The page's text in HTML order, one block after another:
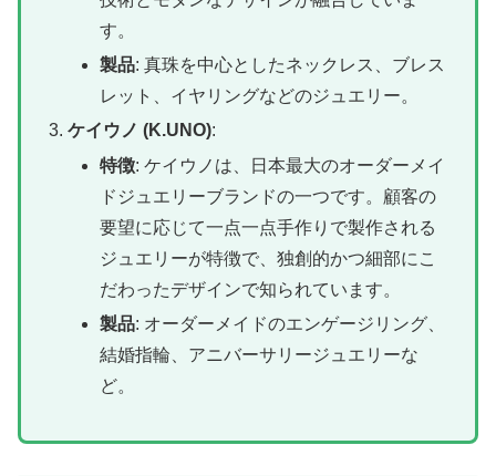
す。
製品:真珠を中心としたネックレス、ブレス
レット、イヤリングなどのジュエリー。
ケイウノ (K.UNO):
特徴: ケイウノは、日本最大のオーダーメイ
ドジュエリーブランドの一つです。顧客の
要望に応じて一点一点手作りで製作される
ジュエリーが特徴で、独創的かつ細部にこ
だわったデザインで知られています。
製品: オーダーメイドのエンゲージリング、
結婚指輪、アニバーサリージュエリーな
ど。